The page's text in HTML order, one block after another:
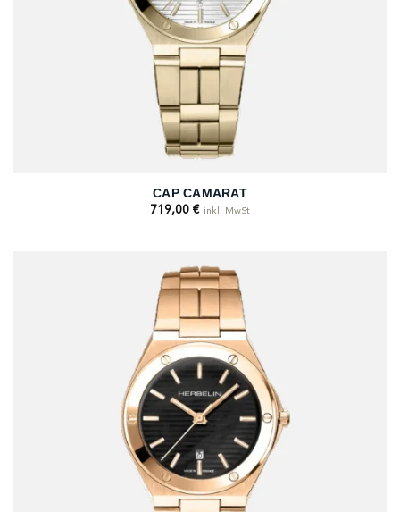
CAP CAMARAT
719,00 € inkl. MwSt